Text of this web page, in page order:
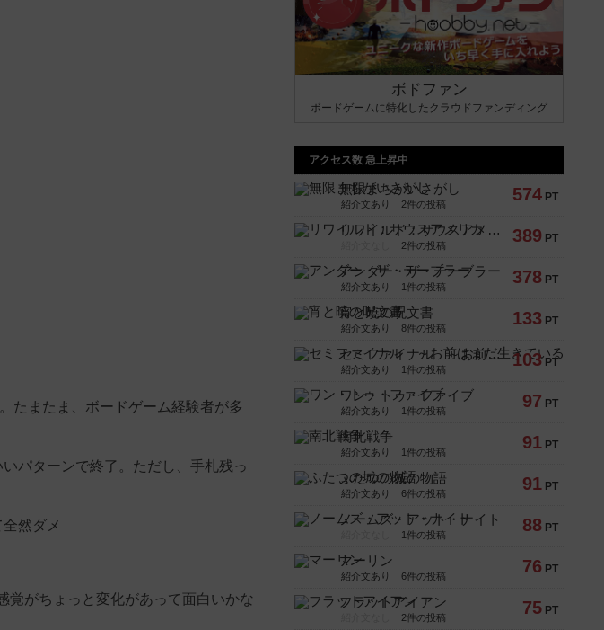
たまたま、ボードゲーム経験者が多
パターンで終了。ただし、手札残っ
然ダメ
覚がちょっと変化があって面白いかな
ボドファン
ボードゲームに特化したクラウドファンディング
アクセス数 急上昇中
574 PT
無限まちがいさがし
紹介文あり 2件の投稿
389 PT
リワイルド：サウスアメリカ
2件の投稿
378 PT
アンダー・ザ・テーブラー
紹介文あり 1件の投稿
133 PT
宵と暁の呪文書
紹介文あり 8件の投稿
103 PT
セミファイナル ～お前はまだ生きている～
紹介文あり 1件の投稿
97 PT
ワン・トゥ・ファイブ
紹介文あり 1件の投稿
91 PT
南北戦争
紹介文あり 1件の投稿
91 PT
ふたつの城の物語
紹介文あり 6件の投稿
88 PT
ノームズ・アット・ナイト
1件の投稿
76 PT
マーリン
紹介文あり 6件の投稿
75 PT
フラットアイアン
2件の投稿